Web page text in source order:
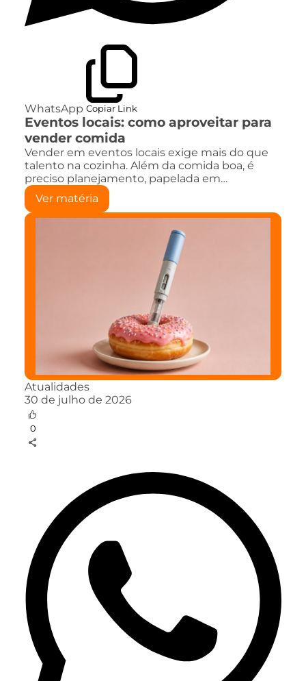
WhatsApp Copiar Link
Eventos locais: como aproveitar para
vender comida
Vender em eventos locais exige mais do que
talento na cozinha. Além da comida boa, é
preciso planejamento, papelada em…
Ver matéria
Atualidades
30 de julho de 2026
0